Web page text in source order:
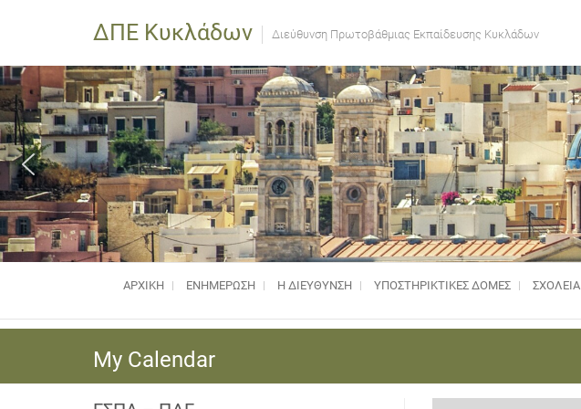
ΔΠΕ Κυκλάδων Διεύθυνση Πρωτοβάθμιας Εκπαίδευσης Κυκλάδων
ΑΡΧΙΚΗ ΕΝΗΜΈΡΩΣΗ Η ΔΙΕΥΘΥΝΣΗ ΥΠΟΣΤΗΡΙΚΤΙΚΈΣ ΔΟΜΈΣ ΣΧΟΛΕΙΑ
My Calendar